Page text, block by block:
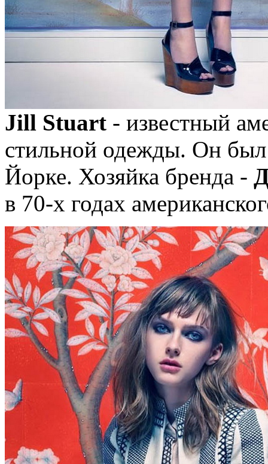
Jill Stuart - известный
стильной одежды. Он
Йорке. Хозяйка бренда -
в 70-х годах